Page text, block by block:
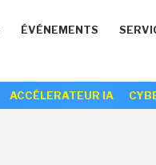
ÉVÉNEMENTS
ACCÉLERATEUR IA